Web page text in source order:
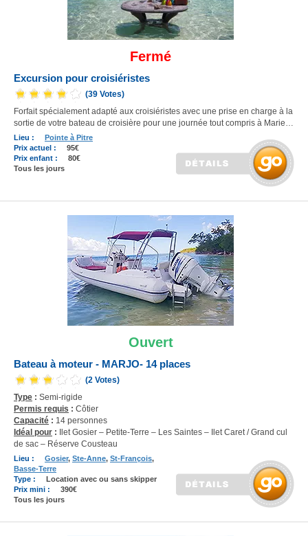
Fermé
Excursion pour croisiéristes
(39 Votes)
Forfait spécialement adapté aux croisiéristes avec une prise en charge à la
sortie de votre bateau de croisière pour une journée tout compris à Marie…
Lieu :
Pointe à Pitre
Prix actuel :
95€
Prix enfant :
80€
Tous les jours
Ouvert
Bateau à moteur - MARJO- 14 places
(2 Votes)
Type : Semi-rigide
Permis requis : Côtier
Capacité : 14 personnes
Idéal pour :
Ilet Gosier – Petite-Terre – Les Saintes – Ilet Caret / Grand cul
de sac – Réserve Cousteau
Lieu : Gosier, Ste-Anne, St-François,
Basse-Terre
Type :
Location avec ou sans skipper
Prix mini :
390€
Tous les jours